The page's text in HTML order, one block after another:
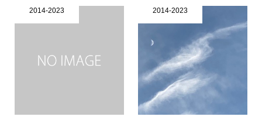
2014-2023 2014-2023